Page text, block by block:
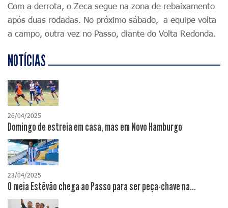
Com a derrota, o Zeca segue na zona de rebaixamento
após duas rodadas. No próximo sábado, a equipe volta
a campo, outra vez no Passo, diante do Volta Redonda.
NOTÍCIAS
26/04/2025
Domingo de estreia em casa, mas em Novo Hamburgo
23/04/2025
O meia Estêvão chega ao Passo para ser peça-chave na...